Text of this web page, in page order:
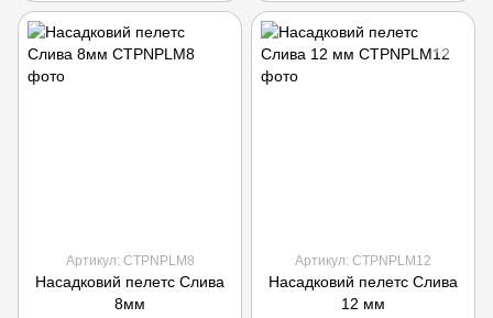
Артикул: CTPNPLM8
Насадковий пелетс Слива
8мм
Артикул: CTPNPLM12
Насадковий пелетс Слива
12 мм